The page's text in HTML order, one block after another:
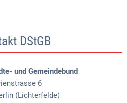
DStGB
und Gemeindebund
6
(Lichterfelde)